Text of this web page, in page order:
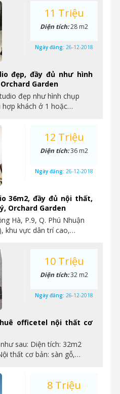
đẹp, đầy đủ như hình
Garden
đẹp như hình chụp
khách ở 1 hoặc…
11 Triệu
Diện tích:28 m2
Ngày đăng: 26-12-2018
36m2, đầy đủ nội thất,
Orchard Garden
Hà, P.9, Q. Phú Nhuận
khu vực dân trí cao,…
12 Triệu
Diện tích:36 m2
Ngày đăng: 26-12-2018
officetel nội thất cơ
sau: Diện tích: 32m2
thất cơ bản: sàn gỗ,…
10 Triệu
Diện tích:32 m2
Ngày đăng: 26-12-2018
8 Triệu